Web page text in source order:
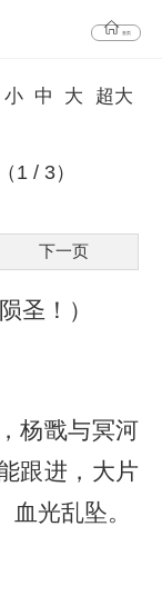
首页
小 中 大 超大
1 / 3）
下一页
圣！）
杨戬与冥河
跟进，大片
光乱坠。